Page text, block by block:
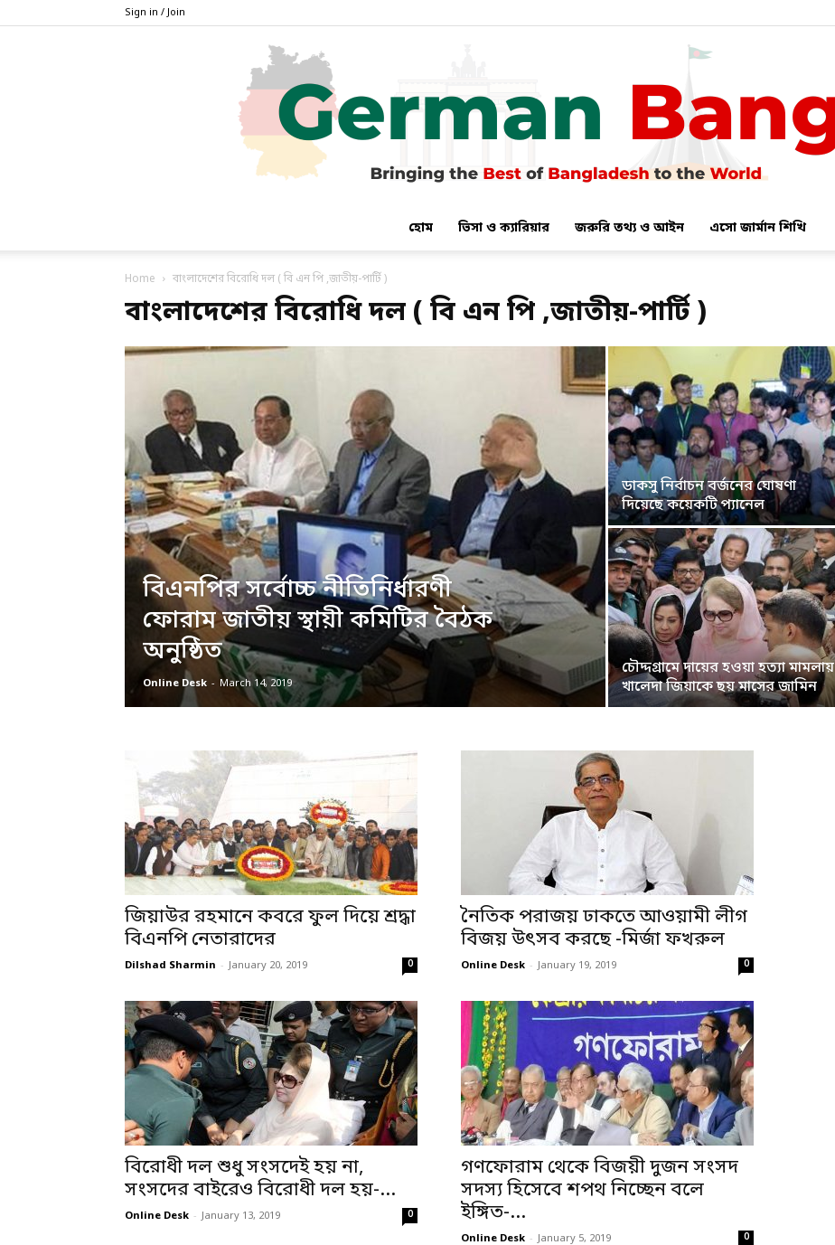
Sign in / Join
Bangla
হোম ভিসা ও ক্যারিয়ার জরুরি তথ্য ও আইন এসো জার্মান শিখি
Home বাংলাদেশের বিরোধি দল ( বি এন পি ,জাতীয়-পার্টি )
বাংলাদেশের বিরোধি দল ( বি এন পি ,জাতীয়-পার্টি )
বিএনপির সর্বোচ্চ নীতিনির্ধারণী
ফোরাম জাতীয় স্থায়ী কমিটির বৈঠক
অনুষ্ঠিত
Online Desk - March 14, 2019
ডাকসু নির্বাচন বর্জনের ঘোষণা
দিয়েছে কয়েকটি প্যানেল
চৌদ্দগ্রামে দায়ের হওয়া হত্যা মামলায়
খালেদা জিয়াকে ছয় মাসের জামিন
জিয়াউর রহমানে কবরে ফুল দিয়ে শ্রদ্ধা
বিএনপি নেতারাদের
Dilshad Sharmin - January 20, 2019 0
নৈতিক পরাজয় ঢাকতে আওয়ামী লীগ
বিজয় উৎসব করছে -মির্জা ফখরুল
Online Desk - January 19, 2019 0
বিরোধী দল শুধু সংসদেই হয় না,
সংসদের বাইরেও বিরোধী দল হয়-...
Online Desk - January 13, 2019 0
গণফোরাম থেকে বিজয়ী দুজন সংসদ
সদস্য হিসেবে শপথ নিচ্ছেন বলে
ইঙ্গিত-...
Online Desk - January 5, 2019 0